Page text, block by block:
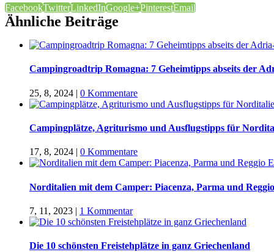
FacebookTwitterLinkedInGoogle+PinterestEmail
Ähnliche Beiträge
Campingroadtrip Romagna: 7 Geheimtipps abseits der
25, 8, 2024 | 0 Kommentare
Campingplätze, Agriturismo und Ausflugstipps für
17, 8, 2024 | 0 Kommentare
Norditalien mit dem Camper: Piacenza, Parma und
7, 11, 2023 | 1 Kommentar
Die 10 schönsten Freistehplätze in ganz Griechenland